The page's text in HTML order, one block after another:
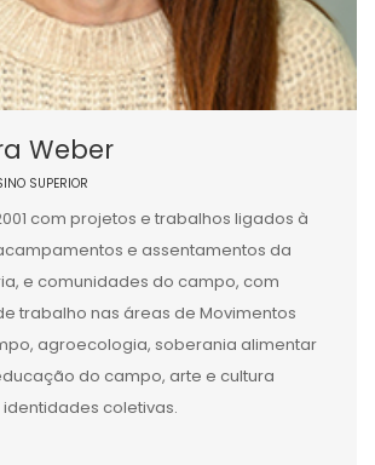
Weber
SUPERIOR
com projetos e trabalhos ligados à
e assentamentos da
e comunidades do campo, com
trabalho nas áreas de Movimentos
agroecologia, soberania alimentar
do campo, arte e cultura
coletivas.